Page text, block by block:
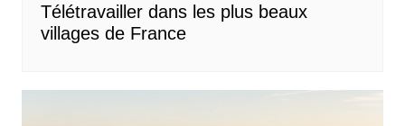
Télétravailler dans les plus beaux
villages de France